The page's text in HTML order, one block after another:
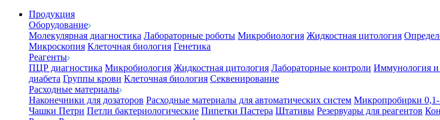
Продукция
Оборудование
Молекулярная диагностика Лабораторные роботы Микробиология Жидкостная цитология
Микроскопия Клеточная биология Генетика
Реагенты
ПЦР диагностика Микробиология Жидкостная цитология Лабораторные контроли Иммунология и
диабета Группы крови Клеточная биология Секвенирование
Расходные материалы
Наконечники для дозаторов Расходные материалы для автоматических систем Микропробирки
Чашки Петри Петли бактериологические Пипетки Пастера Штативы Резервуары для реагентов